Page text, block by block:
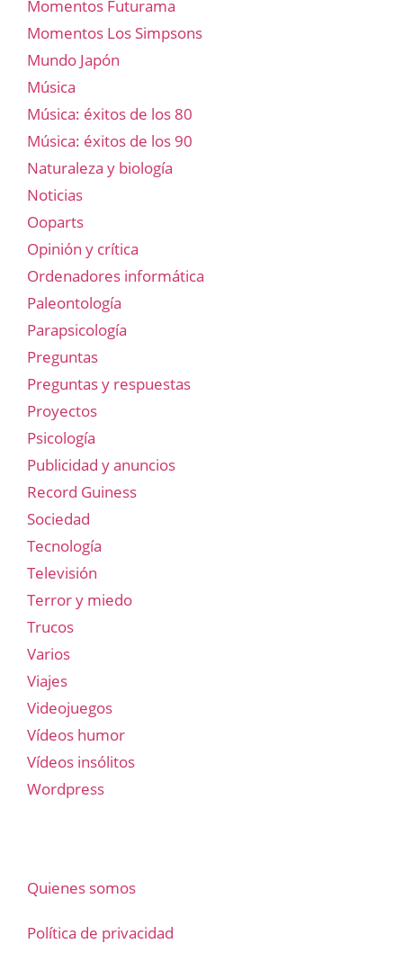
Momentos Futurama
Momentos Los Simpsons
Mundo Japón
Música
Música: éxitos de los 80
Música: éxitos de los 90
Naturaleza y biología
Noticias
Ooparts
Opinión y crítica
Ordenadores informática
Paleontología
Parapsicología
Preguntas
Preguntas y respuestas
Proyectos
Psicología
Publicidad y anuncios
Record Guiness
Sociedad
Tecnología
Televisión
Terror y miedo
Trucos
Varios
Viajes
Videojuegos
Vídeos humor
Vídeos insólitos
Wordpress
Quienes somos
Política de privacidad